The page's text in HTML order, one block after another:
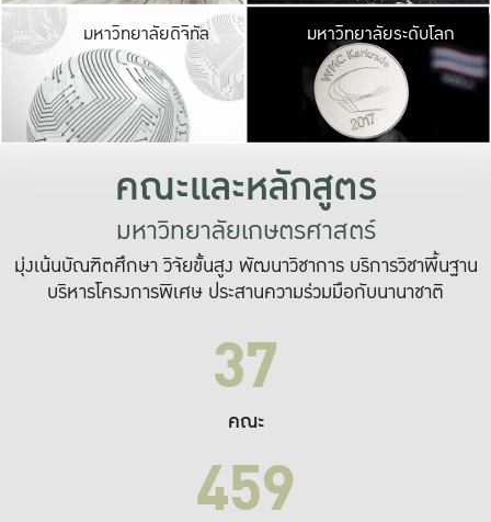
มหาวิทยาลัยดิจิทัล มหาวิ
เปลี่ยนแปลง แล
เพื่อทำง
ระบบสารสนเทศ
มหาวิทยาลัยระดับโลก
คณะและหลักสูตร
มหาวิทยาลัยเกษตรศาสตร์
มุ่งเน้นบัณฑิตศึกษา วิจัยขั้นสูง พัฒนาวิชาการ บริการวิชาพื้นฐาน
บริหารโครงการพิเศษ ประสานความร่วมมือกับนานาชาติ
37
คณะ
459